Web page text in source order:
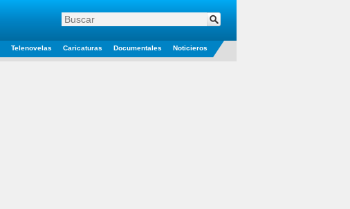
Telenovelas Caricaturas Documentales Noticieros